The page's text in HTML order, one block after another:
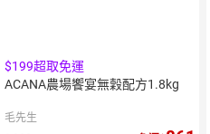
$199超取免運
ACANA農場饗宴無穀配方1.8kg
毛先生